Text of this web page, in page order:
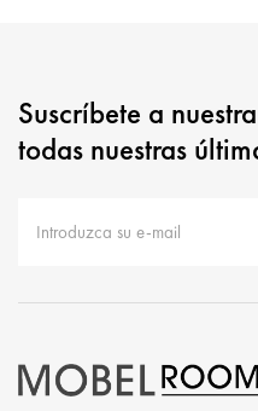
Suscríbete a
todas nuestras